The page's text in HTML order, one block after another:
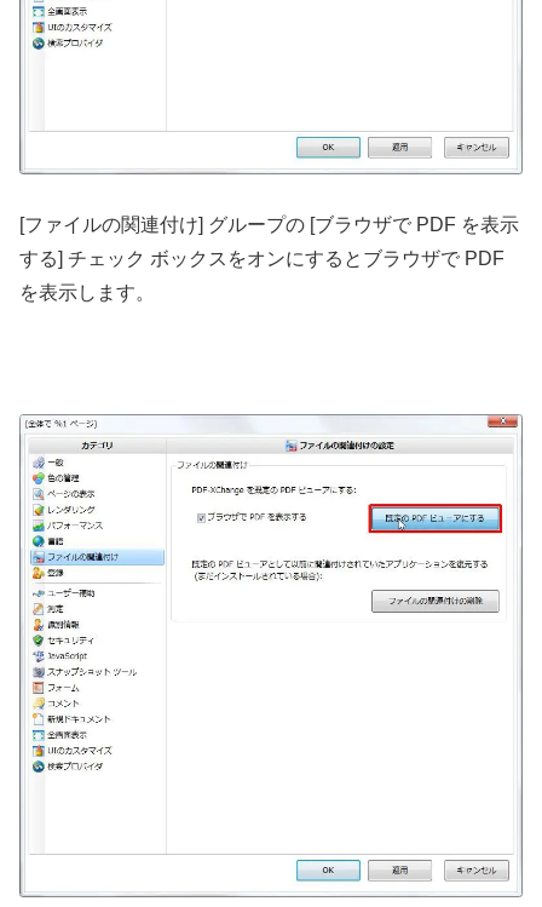
[ファイルの関連付け] グループの [ブラウザで PDF を表示
する] チェック ボックスをオンにするとブラウザで PDF
を表示します。